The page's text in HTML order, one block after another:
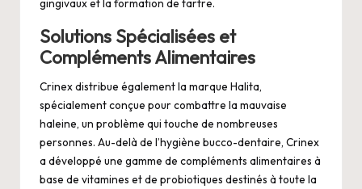
gingivaux et la formation de tartre.
Solutions Spécialisées et
Compléments Alimentaires
Crinex distribue également la marque Halita,
spécialement conçue pour combattre la mauvaise
haleine, un problème qui touche de nombreuses
personnes. Au-delà de l’hygiène bucco-dentaire, Crinex
a développé une gamme de compléments alimentaires à
base de vitamines et de probiotiques destinés à toute la